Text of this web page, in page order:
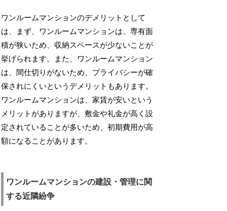
ワンルームマンションのデメリットとして
は、まず、ワンルームマンションは、専有面
積が狭いため、収納スペースが少ないことが
挙げられます。また、ワンルームマンション
は、間仕切りがないため、プライバシーが確
保されにくいというデメリットもあります。
ワンルームマンションは、家賃が安いという
メリットがありますが、敷金や礼金が高く設
定されていることが多いため、初期費用が高
額になることがあります。
ワンルームマンションの建設・管理に関
する近隣紛争